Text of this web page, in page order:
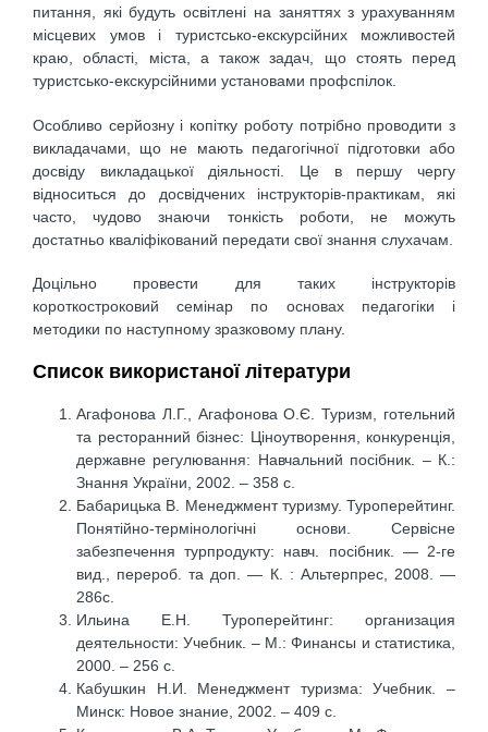
питання, які будуть освітлені на заняттях з урахуванням
місцевих умов і туристсько-екскурсійних можливостей
краю, області, міста, а також задач, що стоять перед
туристсько-екскурсійними установами профспілок.
Особливо серйозну і копітку роботу потрібно проводити з
викладачами, що не мають педагогічної підготовки або
досвіду викладацької діяльності. Це в першу чергу
відноситься до досвідчених інструкторів-практикам, які
часто, чудово знаючи тонкість роботи, не можуть
достатньо кваліфікований передати свої знання слухачам.
Доцільно провести для таких інструкторів
короткостроковий семінар по основах педагогіки і
методики по наступному зразковому плану.
Список використаної літератури
Агафонова Л.Г., Агафонова О.Є. Туризм, готельний
та ресторанний бізнес: Ціноутворення, конкуренція,
державне регулювання: Навчальний посібник. – К.:
Знання України, 2002. – 358 с.
Бабарицька В. Менеджмент туризму. Туроперейтинг.
Понятійно-термінологічні основи. Сервісне
забезпечення турпродукту: навч. посібник. — 2-ге
вид., перероб. та доп. — К. : Альтерпрес, 2008. —
286с.
Ильина Е.Н. Туроперейтинг: организация
деятельности: Учебник. – М.: Финансы и статистика,
2000. – 256 с.
Кабушкин Н.И. Менеджмент туризма: Учебник. –
Минск: Новое знание, 2002. – 409 с.